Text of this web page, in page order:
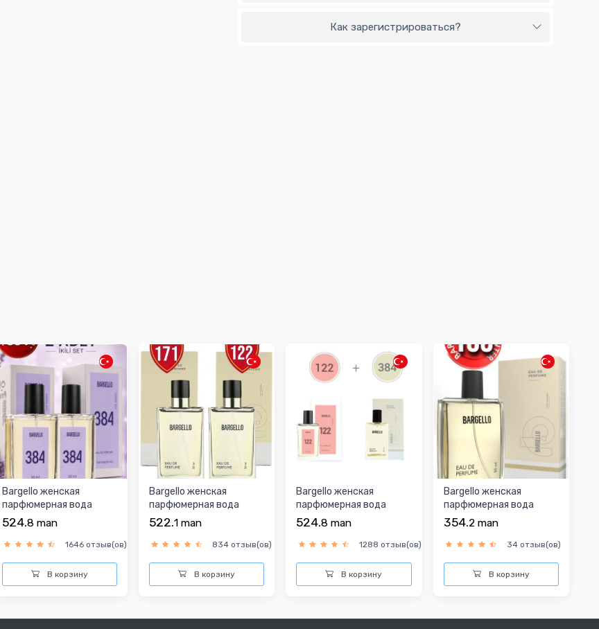
Как зарегистрироваться?
Bargello женская
парфюмерная вода
524.8 man
1646 отзыв(ов)
В корзину
Bargello женская
парфюмерная вода
522.1 man
834 отзыв(ов)
В корзину
Bargello женская
парфюмерная вода
524.8 man
1288 отзыв(ов)
В корзину
Bargello женская
парфюмерная вода
354.2 man
34 отзыв(ов)
В корзину